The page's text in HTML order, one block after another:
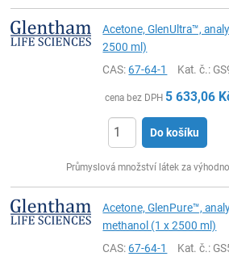
Acetone, GlenUltra™,
2500 ml)
CAS:67-64-1 Kat. č.:
cena bez DPH 5 633,06
Do košíku
Průmyslová množství látek za
Acetone, GlenPure™,
methanol (1 x 2500 ml)
CAS:67-64-1 Kat. č.: